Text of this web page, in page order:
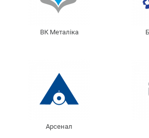
ВК Металіка
Арсенал